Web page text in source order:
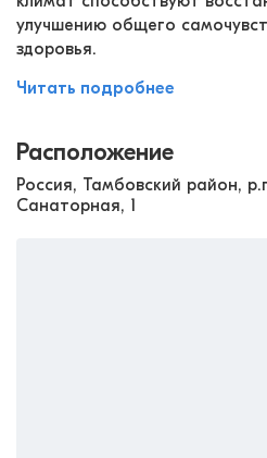
улучшению общего
здоровья.
Читать подробнее
Расположение
Россия, Тамбовский район,
Санаторная, 1